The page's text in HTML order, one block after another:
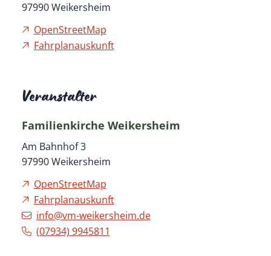
97990 Weikersheim
OpenStreetMap
Fahrplanauskunft
Veranstalter
Familienkirche Weikersheim
Am Bahnhof 3
97990 Weikersheim
OpenStreetMap
Fahrplanauskunft
info@vm-weikersheim.de
(07934) 9945811